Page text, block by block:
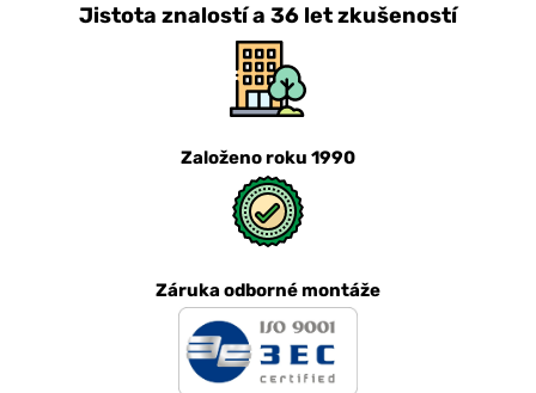
Jistota znalostí a 36 let zkušeností
Založeno roku 1990
Záruka odborné montáže